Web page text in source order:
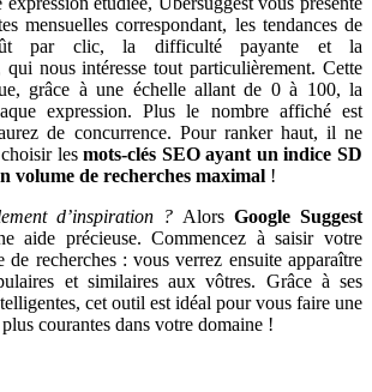
mensuelles correspondant, les tendances de
par clic, la difficulté payante et la
qui nous intéresse tout particulièrement. Cette
grâce à une échelle allant de 0 à 100, la
expression. Plus le nombre affiché est
de concurrence. Pour ranker haut, il ne
choisir lesmots-clés SEO ayant un indice SD
volume de recherches maximal !
d’inspiration ? Alors Google Suggest
aide précieuse. Commencez à saisir votre
de recherches : vous verrez ensuite apparaître
et similaires aux vôtres. Grâce à ses
cet outil est idéal pour vous faire une
courantes dans votre domaine !